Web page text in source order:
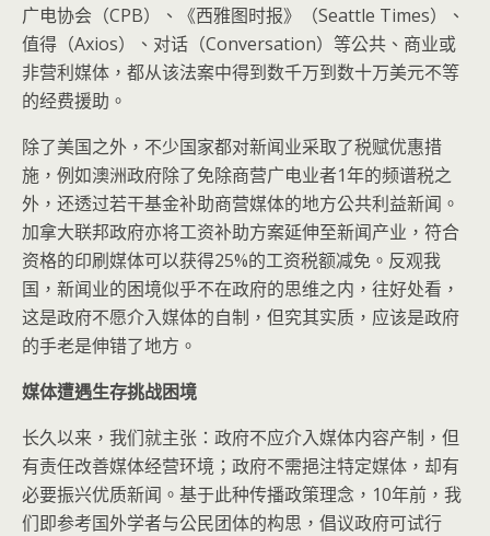
广电协会（CPB）、《西雅图时报》（Seattle Times）、
值得（Axios）、对话（Conversation）等公共、商业或
非营利媒体，都从该法案中得到数千万到数十万美元不等
的经费援助。
除了美国之外，不少国家都对新闻业采取了税赋优惠措
施，例如澳洲政府除了免除商营广电业者1年的频谱税之
外，还透过若干基金补助商营媒体的地方公共利益新闻。
加拿大联邦政府亦将工资补助方案延伸至新闻产业，符合
资格的印刷媒体可以获得25%的工资税额减免。反观我
国，新闻业的困境似乎不在政府的思维之内，往好处看，
这是政府不愿介入媒体的自制，但究其实质，应该是政府
的手老是伸错了地方。
媒体遭遇生存挑战困境
长久以来，我们就主张：政府不应介入媒体内容产制，但
有责任改善媒体经营环境；政府不需挹注特定媒体，却有
必要振兴优质新闻。基于此种传播政策理念，10年前，我
们即参考国外学者与公民团体的构思，倡议政府可试行